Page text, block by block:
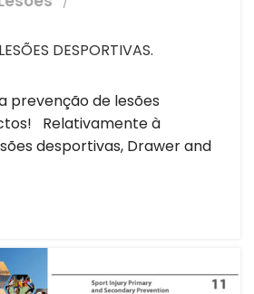
DESPORTIVAS.
prevenção de lesões
Relativamente à
desportivas, Drawer and